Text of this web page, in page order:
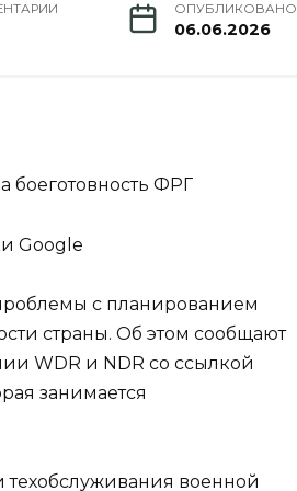
ОПУБЛИКОВАНО
06.06.2026
боеготовность ФРГ
Google
с планированием
страны. Об этом сообщают
WDR и NDR со ссылкой
занимается
военной